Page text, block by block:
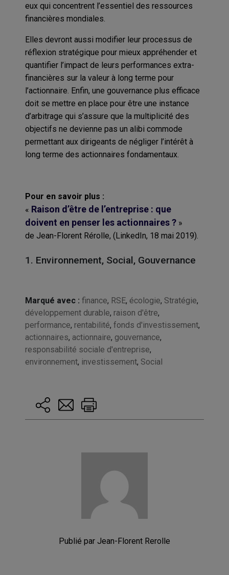
eux qui concentrent l’essentiel des ressources
financières mondiales.
Elles devront aussi modifier leur processus de
réflexion stratégique pour mieux appréhender et
quantifier l’impact de leurs performances extra-
financières sur la valeur à long terme pour
l’actionnaire. Enfin, une gouvernance plus efficace
doit se mettre en place pour être une instance
d’arbitrage qui s’assure que la multiplicité des
objectifs ne devienne pas un alibi commode
permettant aux dirigeants de négliger l’intérêt à
long terme des actionnaires fondamentaux.
Pour en savoir plus :
« Raison d’être de l’entreprise : que
doivent en penser les actionnaires ?»
de Jean-Florent Rérolle, (LinkedIn, 18 mai 2019).
1. Environnement, Social, Gouvernance
Marqué avec : finance, RSE, écologie, Stratégie,
développement durable, raison d'être,
performance, rentabilité, fonds d'investissement,
actionnaires, actionnaire, gouvernance,
responsabilité sociale d'entreprise,
environnement, investissement, Social
Publié par Jean-Florent Rerolle